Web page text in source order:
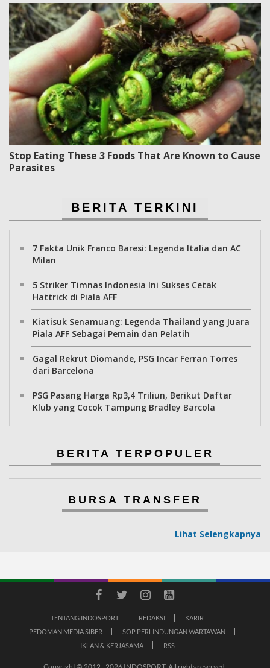
Stop Eating These 3 Foods That Are Known to Cause
Parasites
BERITA TERKINI
7 Fakta Unik Franco Baresi: Legenda Italia dan AC
Milan
5 Striker Timnas Indonesia Ini Sukses Cetak
Hattrick di Piala AFF
Kiatisuk Senamuang: Legenda Thailand yang Juara
Piala AFF Sebagai Pemain dan Pelatih
Gagal Rekrut Diomande, PSG Incar Ferran Torres
dari Barcelona
PSG Pasang Harga Rp3,4 Triliun, Berikut Daftar
Klub yang Cocok Tampung Bradley Barcola
BERITA TERPOPULER
BURSA TRANSFER
Lihat Selengkapnya
TENTANG INDOSPORT REDAKSI
KARIR
PEDOMAN MEDIA SIBER
SOP PERLINDUNGAN WARTAWAN
IKLAN & KERJASAMA
RSS